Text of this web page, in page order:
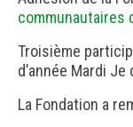
communautaires
Troisième
d’année Mardi Je
La Fondation a